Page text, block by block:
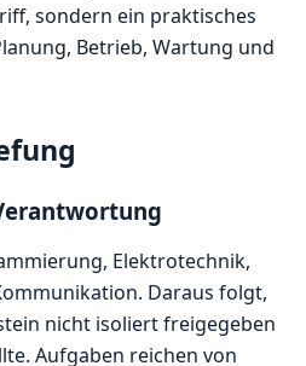
sondern ein praktisches
Betrieb, Wartung und
Elektrotechnik,
Daraus folgt,
nicht isoliert freigegeben
Aufgaben reichen von